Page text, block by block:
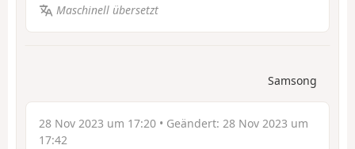
Maschinell übersetzt
Samsong
28 Nov 2023 um 17:20 • Geändert: 28 Nov 2023 um
17:42